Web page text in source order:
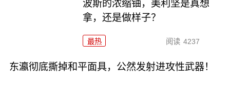
波斯的浓缩铀，美利坚是真想
拿，还是做样子？
最热 阅读 4237
东瀛彻底撕掉和平面具，公然发射进攻性武器！